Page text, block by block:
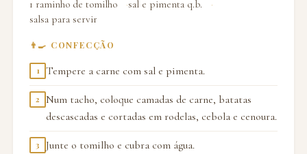
1 raminho de tomilho
sal e pimenta q.b.
salsa para servir
👨‍🍳 CONFECÇÃO
1 Tempere a carne com sal e pimenta.
2
Num tacho, coloque camadas de carne, batatas
descascadas e cortadas em rodelas, cebola e cenoura.
3 Junte o tomilho e cubra com água.